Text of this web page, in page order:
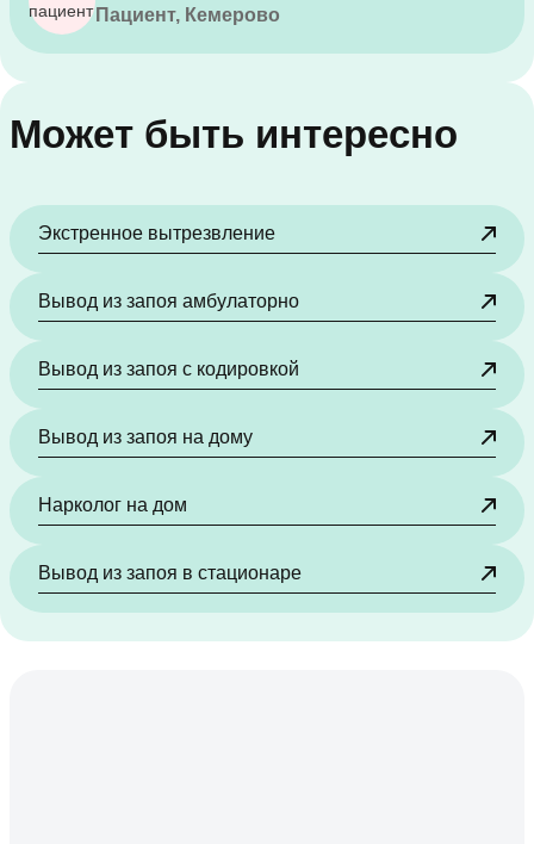
Пациент, Кемерово
Может быть интересно
Экстренное вытрезвление
Вывод из запоя амбулаторно
Вывод из запоя с кодировкой
Вывод из запоя на дому
Нарколог на дом
Вывод из запоя в стационаре